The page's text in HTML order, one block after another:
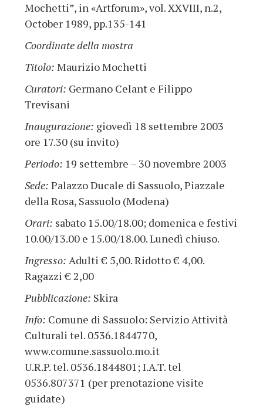
Mochetti”, in «Artforum», vol. XXVIII, n.2,
October 1989, pp.135-141
Coordinate della mostra
Titolo: Maurizio Mochetti
Curatori: Germano Celant e Filippo
Trevisani
Inaugurazione: giovedì 18 settembre 2003
ore 17.30 (su invito)
Periodo: 19 settembre – 30 novembre 2003
Sede: Palazzo Ducale di Sassuolo, Piazzale
della Rosa, Sassuolo (Modena)
Orari: sabato 15.00/18.00; domenica e festivi
10.00/13.00 e 15.00/18.00. Lunedì chiuso.
Ingresso: Adulti € 5,00. Ridotto € 4,00.
Ragazzi € 2,00
Pubblicazione: Skira
Info: Comune di Sassuolo: Servizio Attività
Culturali tel. 0536.1844770,
www.comune.sassuolo.mo.it
U.R.P. tel. 0536.1844801; I.A.T. tel
0536.807371 (per prenotazione visite
guidate)